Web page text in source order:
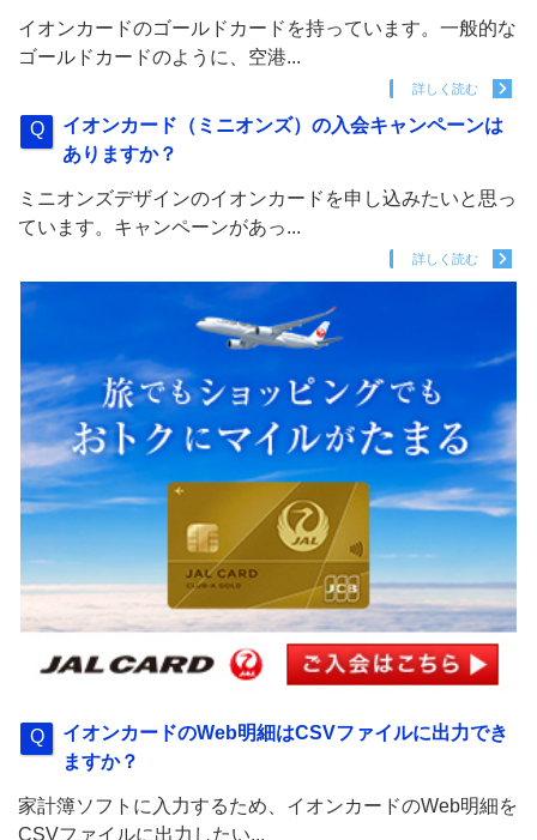
イオンカードのゴールドカードを持っています。一般的な
ゴールドカードのように、空港...
詳しく読む
イオンカード（ミニオンズ）の入会キャンペーンは
ありますか？
ミニオンズデザインのイオンカードを申し込みたいと思っ
ています。キャンペーンがあっ...
詳しく読む
イオンカードのWeb明細はCSVファイルに出力でき
ますか？
家計簿ソフトに入力するため、イオンカードのWeb明細を
CSVファイルに出力したい...